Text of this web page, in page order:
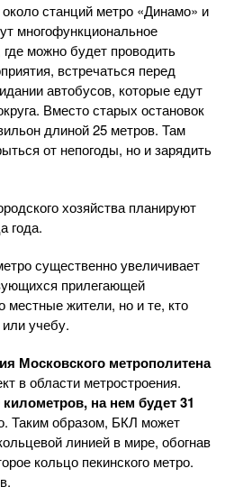
станций метро «Динамо» и
многофункциональное
можно будет проводить
встречаться перед
автобусов, которые едут
Вместо старых остановок
длиной 25 метров. Там
от непогоды, но и зарядить
хозяйства планируют
года.
существенно увеличивает
прилегающей
местные жители, но и те, кто
учебу.
Московского метрополитена
в области метростроения.
километров, на нем будет 31
Таким образом, БКЛ может
линией в мире, обогнав
кольцо пекинского метро.